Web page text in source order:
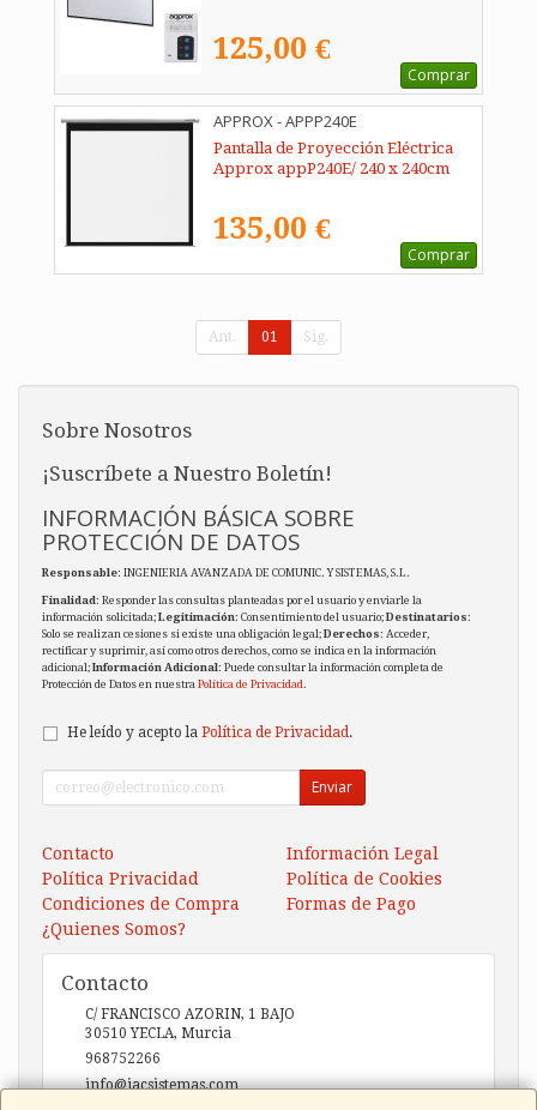
125,00 €
Comprar
APPROX - APPP240E
Pantalla de Proyección Eléctrica
Approx appP240E/ 240 x 240cm
135,00 €
Comprar
Ant. 01 Sig.
Sobre Nosotros
¡Suscríbete a Nuestro Boletín!
INFORMACIÓN BÁSICA SOBRE
PROTECCIÓN DE DATOS
Responsable: INGENIERIA AVANZADA DE COMUNIC. Y SISTEMAS, S.L.
Finalidad: Responder las consultas planteadas por el usuario y enviarle la
información solicitada;Legitimación: Consentimiento del usuario;Destinatarios:
Solo se realizan cesiones si existe una obligación legal;Derechos: Acceder,
rectificar y suprimir, así como otros derechos, como se indica en la información
adicional;Información Adicional: Puede consultar la información completa de
Protección de Datos en nuestra Política de Privacidad.
He leído y acepto la Política de Privacidad.
Enviar
Contacto
Información Legal
Política Privacidad
Política de Cookies
Condiciones de Compra
Formas de Pago
¿Quienes Somos?
Contacto
C/ FRANCISCO AZORIN, 1 BAJO
30510 YECLA, Murcia
968752266
info@iacsistemas.com